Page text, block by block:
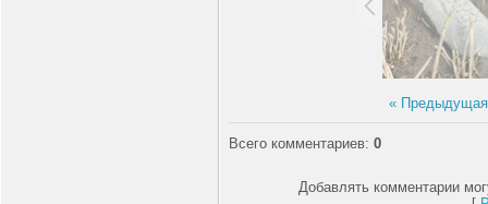
« Предыдущая
Всего комментариев: 0
Добавлять комментарии